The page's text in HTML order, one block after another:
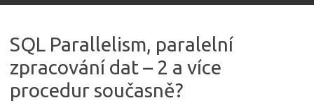
SQL Parallelism, paralelní
zpracování dat – 2 a více
procedur současně?